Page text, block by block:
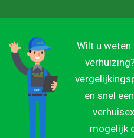
Wilt u
en snel
mogelijk